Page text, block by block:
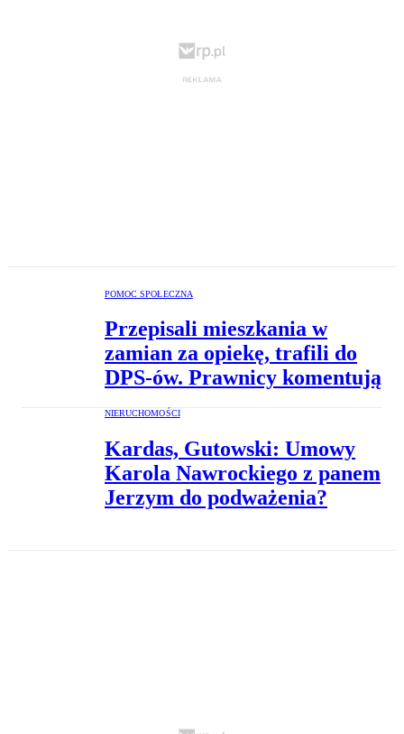
POMOC SPOŁECZNA
Przepisali mieszkania w
zamian za opiekę, trafili do
DPS-ów. Prawnicy komentują
NIERUCHOMOŚCI
Kardas, Gutowski: Umowy
Karola Nawrockiego z panem
Jerzym do podważenia?